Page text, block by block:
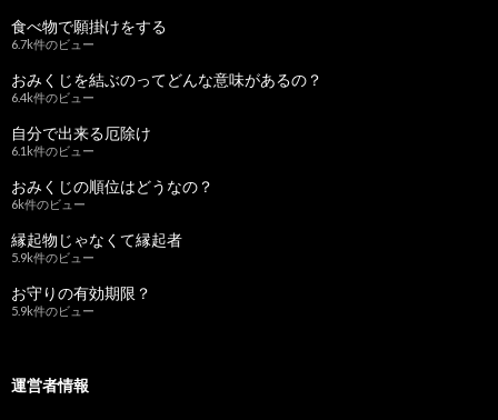
食べ物で願掛けをする
6.7k件のビュー
おみくじを結ぶのってどんな意味があるの？
6.4k件のビュー
自分で出来る厄除け
6.1k件のビュー
おみくじの順位はどうなの？
6k件のビュー
縁起物じゃなくて縁起者
5.9k件のビュー
お守りの有効期限？
5.9k件のビュー
運営者情報